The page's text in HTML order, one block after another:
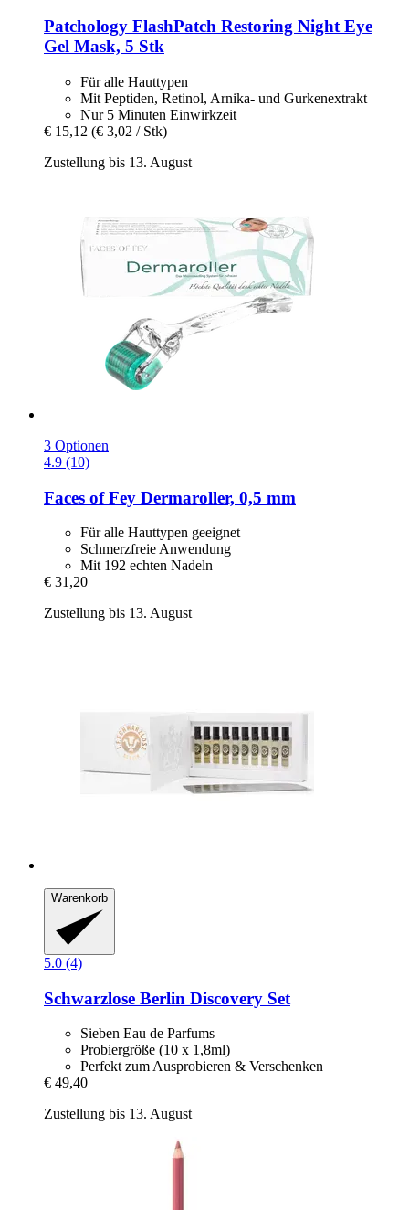
Patchology FlashPatch Restoring Night Eye
Gel Mask, 5 Stk
Für alle Hauttypen
Mit Peptiden, Retinol, Arnika- und Gurkenextrakt
Nur 5 Minuten Einwirkzeit
€ 15,12 (€ 3,02 / Stk)
Zustellung bis 13. August
3 Optionen
4.9 (10)
Faces of Fey Dermaroller, 0,5 mm
Für alle Hauttypen geeignet
Schmerzfreie Anwendung
Mit 192 echten Nadeln
€ 31,20
Zustellung bis 13. August
Warenkorb
5.0 (4)
Schwarzlose Berlin Discovery Set
Sieben Eau de Parfums
Probiergröße (10 x 1,8ml)
Perfekt zum Ausprobieren & Verschenken
€ 49,40
Zustellung bis 13. August